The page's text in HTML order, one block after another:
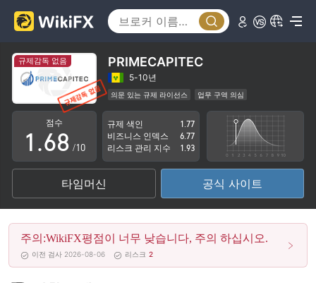
규제감독 없음 PRIMECAPITEC
5-10년
의문 있는 규제 라이선스
업무 구역 의심
잠재적 위험성이 높음
점수
0
1
2
3
4
5
.
2
3
4
5
6
7
8
9
4
5
6
7
8
9
/10
규제 색인
1.77
비즈니스 인덱스
6.77
리스크 관리 지수
1.93
타임머신 공식 사이트
주의:WikiFX평점이 너무 낮습니다, 주의 하십시오.
이전 검사 2026-08-06 리스크 2